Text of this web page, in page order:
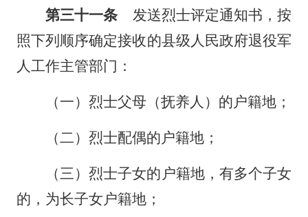
第三十一条 发送烈士评定通知书，按
照下列顺序确定接收的县级人民政府退役军
人工作主管部门：
（一）烈士父母（抚养人）的户籍地；
（二）烈士配偶的户籍地；
（三）烈士子女的户籍地，有多个子女
的，为长子女户籍地；